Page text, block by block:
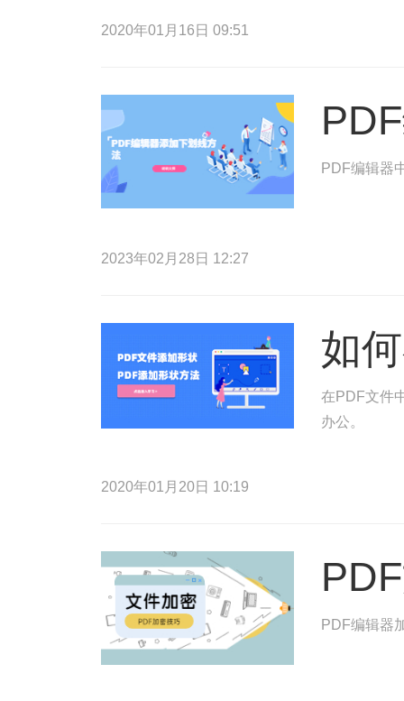
2020年01月16日 09:51
PDF编辑器
2023年02月28日 12:27
如
在PDF文件
办公。
2020年01月20日 10:19
PDF编辑器